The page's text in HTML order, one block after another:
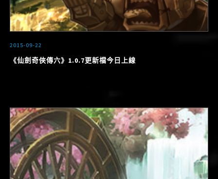
2015-09-22
《仙劍奇俠傳六》1.0.7更新檔今日上線